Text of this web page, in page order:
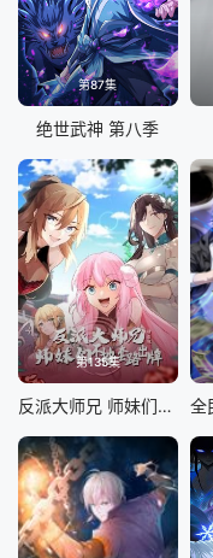
第87集
绝世武神 第八季
第135集
反派大师兄 师妹们不按套路出牌·动态漫画